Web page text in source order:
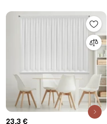
23,3 €